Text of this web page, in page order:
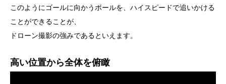
このようにゴールに向かうボールを、ハイスピードで追いかける
ことができることが、
ドローン撮影の強みであるといえます。
高い位置から全体を俯瞰